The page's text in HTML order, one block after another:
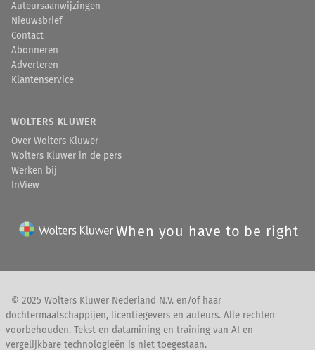
Auteursaanwijzingen
Nieuwsbrief
Contact
Abonneren
Adverteren
Klantenservice
WOLTERS KLUWER
Over Wolters Kluwer
Wolters Kluwer in de pers
Werken bij
InView
When you have to be right
© 2025 Wolters Kluwer Nederland N.V. en/of haar
dochtermaatschappijen, licentiegevers en auteurs. Alle rechten
voorbehouden. Tekst en datamining en training van AI en
vergelijkbare technologieën is niet toegestaan.